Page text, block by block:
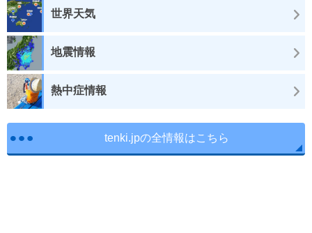
世界天気
地震情報
熱中症情報
tenki.jpの全情報はこちら